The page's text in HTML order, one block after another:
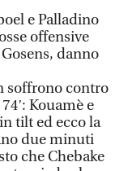
e Palladino
offensive
danno
soffrono contro
Kouamè e
tilt ed ecco la
due minuti
che Chebake